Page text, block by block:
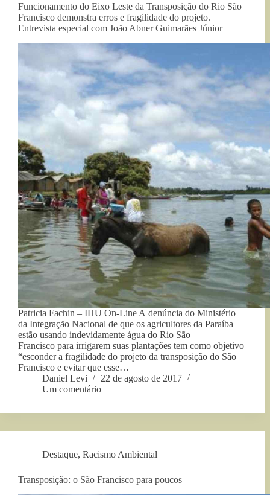
Funcionamento do Eixo Leste da Transposição do Rio São
Francisco demonstra erros e fragilidade do projeto.
Entrevista especial com João Abner Guimarães Júnior
Patricia Fachin – IHU On-Line A denúncia do Ministério
da Integração Nacional de que os agricultores da Paraíba
estão usando indevidamente água do Rio São
Francisco para irrigarem suas plantações tem como objetivo
“esconder a fragilidade do projeto da transposição do São
Francisco e evitar que esse…
Daniel Levi
22 de agosto de 2017
Um comentário
Destaque, Racismo Ambiental
Transposição: o São Francisco para poucos